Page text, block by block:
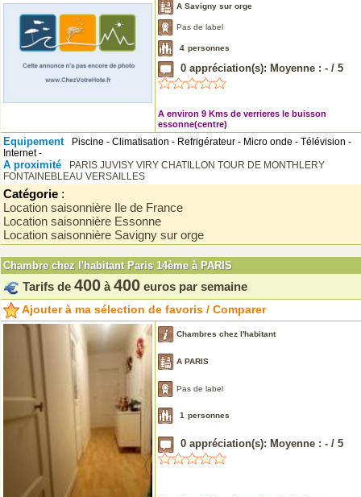
A Savigny sur orge
Pas de label
4 personnes
0 appréciation(s): Moyenne : - / 5
A environ 9 Kms de verrieres le buisson
essonne(centre)
Equipement
Piscine - Climatisation - Refrigérateur - Micro onde - Télévision -
Internet -
A proximité PARIS JUVISY VIRY CHATILLON TOUR DE MONTHLERY
FONTAINEBLEAU VERSAILLES
Catégorie :
Location saisonnière Ile de France
Location saisonnière Essonne
Location saisonnière Savigny sur orge
Chambre chez l'habitant Paris 14ème à PARIS
Tarifs de 400 à 400 euros par semaine
Ajouter à ma sélection de favoris / Comparer
Chambres chez l'habitant
A PARIS
Pas de label
1 personnes
0 appréciation(s): Moyenne : - / 5